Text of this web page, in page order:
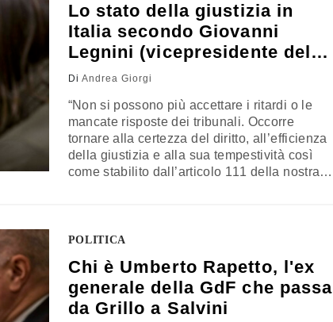
Lo stato della giustizia in
Italia secondo Giovanni
Legnini (vicepresidente del
Csm)
Di Andrea Giorgi
“Non si possono più accettare i ritardi o le
mancate risposte dei tribunali. Occorre
tornare alla certezza del diritto, all’efficienza
della giustizia e alla sua tempestività così
come stabilito dall’articolo 111 della nostra
Giovanni Legnini, che - nel corso dell’evento
organizzato…
POLITICA
Chi è Umberto Rapetto, l'ex
generale della GdF che passa
da Grillo a Salvini